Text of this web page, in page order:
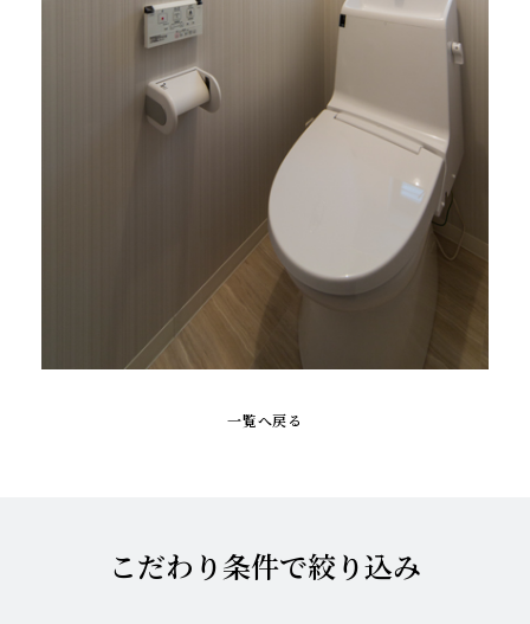
一覧へ戻る
こだわり条件で絞り込み